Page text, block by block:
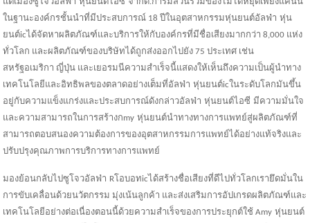
แต่เมืองซูโจวอัลฟ่า หุ่นยนต์ ไอซี จำกัด.การมีส่วนร่วมของไม่ได้หยุดเพียงแค่นั้น
ในฐานะองค์กรชั้นนำที่มีประสบการณ์ 18 ปีในอุตสาหกรรมหุ่นยนต์อัลฟ่า หุ่น
ยนต์ic ได้จัดหาผลิตภัณฑ์และบริการให้กับองค์กรที่มีชื่อเสียงมากกว่า 8,000 แห่ง
ทั่วโลก และผลิตภัณฑ์ของบริษัทได้ถูกส่งออกไปยัง 75 ประเทศ เช่น
สหรัฐอเมริกา ญี่ปุ่น และเยอรมนีความสำเร็จนี้แสดงให้เห็นถึงความเป็นผู้นำทาง
เทคโนโลยีและอิทธิพลของตลาดอย่างเต็มที่อัลฟ่า หุ่นยนต์ic ในระดับโลกมันขึ้น
อยู่กับความแข็งแกร่งและประสบการณ์ดังกล่าวอัลฟ่า หุ่นยนต์ ไอซี มีความมั่นใจ
และความสามารถในการสร้างกmy หุ่นยนต์นำทางทางการแพทย์สู่ผลิตภัณฑ์ที่
สามารถตอบสนองความต้องการของอุตสาหกรรมการแพทย์ได้อย่างแท้จริงและ
ปรับปรุงคุณภาพการบริการทางการแพทย์
มองย้อนกลับไปซูโจวอัลฟ่า R โอบอทic ได้สร้างชื่อเสียงที่ดีไปทั่วโลกเรายึดมั่นใน
การขับเคลื่อนด้วยนวัตกรรม มุ่งเน้นลูกค้า และส่งเสริมการอัปเกรดผลิตภัณฑ์และ
เทคโนโลยีอย่างต่อเนื่องตอนนี้ด้วยความสำเร็จของการประยุกต์ใช้ Amy หุ่นยนต์